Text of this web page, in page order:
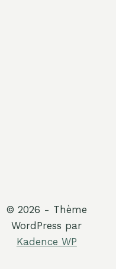
© 2026 - Thème
WordPress par
Kadence WP